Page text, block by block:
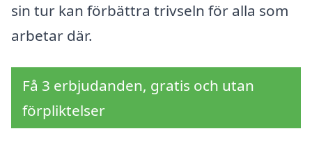
sin tur kan förbättra trivseln för alla som
arbetar där.
Få 3 erbjudanden, gratis och utan
förpliktelser